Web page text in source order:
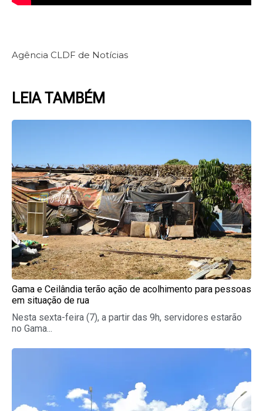
Agência CLDF de Notícias
LEIA TAMBÉM
Gama e Ceilândia terão ação de acolhimento para pessoas
em situação de rua
Nesta sexta-feira (7), a partir das 9h, servidores estarão
no Gama...